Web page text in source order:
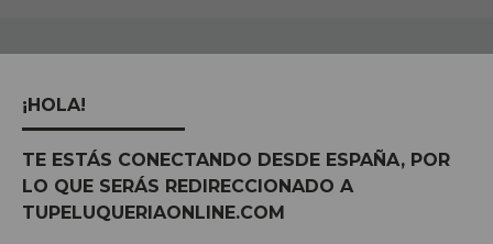
PAGAMENTOS 100%
SEGUROS
PRODUTOS
ORGÂNICOS
¡HOLA!
TE ESTÁS CONECTANDO DESDE ESPAÑA, POR
LO QUE SERÁS REDIRECCIONADO A
TUPELUQUERIAONLINE.COM